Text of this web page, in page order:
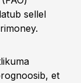
sellel
et